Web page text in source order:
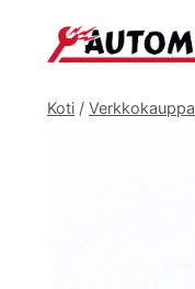
sisältöön
Koti / Verkkokauppa